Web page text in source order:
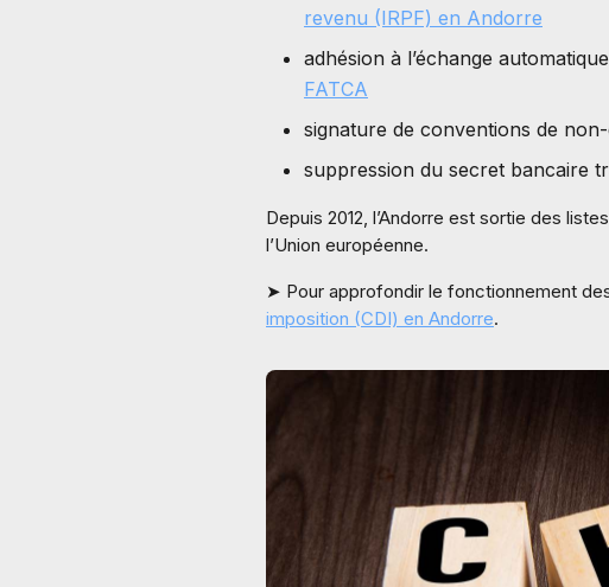
revenu (IRPF) en Andorre
adhésion à l’échange
FATCA
signature de conventions de
suppression du secret bancaire
Depuis 2012, l’Andorre est sortie des
l’Union européenne.
➤ Pour approfondir le fonctionnement
imposition (CDI) en Andorre.